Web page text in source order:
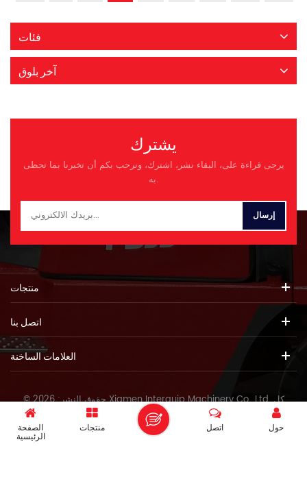
فئات
آخر بلوق
يشترك
يرجى قراءة على، البقاء نشر، اشترك، ونرحب بكم أن تخبرنا بما تحظى
به.
منتجات
اتصل بنا
العلامات الساخنة
© حقوق النشر: 2026 Xiamen Interquip Machinery Co., Ltd. كل
IPv6 دعم الشبكة
الصفحة
الرئيسية
منتجات حول اتصل